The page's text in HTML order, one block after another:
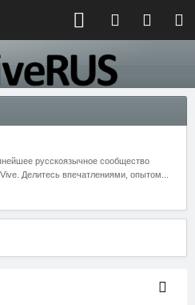
русскоязычное сообщество
Делитесь впечатлениями, опытом...